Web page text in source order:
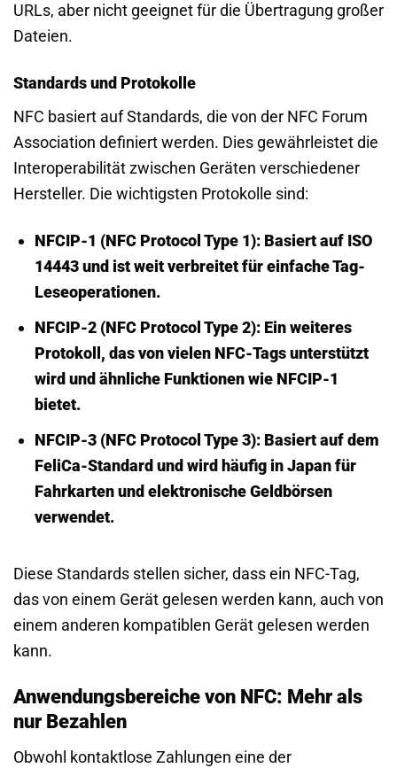
URLs, aber nicht geeignet für die Übertragung großer
Dateien.
Standards und Protokolle
NFC basiert auf Standards, die von der NFC Forum
Association definiert werden. Dies gewährleistet die
Interoperabilität zwischen Geräten verschiedener
Hersteller. Die wichtigsten Protokolle sind:
NFCIP-1 (NFC Protocol Type 1):Basiert auf ISO
14443 und ist weit verbreitet für einfache Tag-
Leseoperationen.
NFCIP-2 (NFC Protocol Type 2):Ein weiteres
Protokoll, das von vielen NFC-Tags unterstützt
wird und ähnliche Funktionen wie NFCIP-1
bietet.
NFCIP-3 (NFC Protocol Type 3):Basiert auf dem
FeliCa-Standard und wird häufig in Japan für
Fahrkarten und elektronische Geldbörsen
verwendet.
Diese Standards stellen sicher, dass ein NFC-Tag,
das von einem Gerät gelesen werden kann, auch von
einem anderen kompatiblen Gerät gelesen werden
kann.
Anwendungsbereiche von NFC: Mehr als
nur Bezahlen
Obwohl kontaktlose Zahlungen eine der